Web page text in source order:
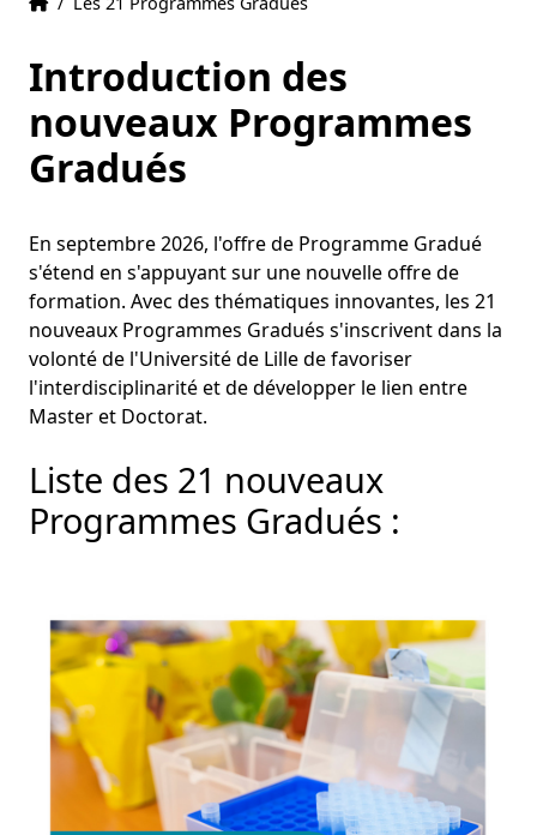
Introduction des
nouveaux Programmes
Gradués
En septembre 2026, l'offre de Programme Gradué
s'étend en s'appuyant sur une nouvelle offre de
formation. Avec des thématiques innovantes, les 21
nouveaux Programmes Gradués s'inscrivent dans la
volonté de l'Université de Lille de favoriser
l'interdisciplinarité et de développer le lien entre
Master et Doctorat.
Liste des 21 nouveaux
Programmes Gradués :